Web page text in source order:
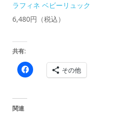
ラフィネ ベビーリュック
6,480円（税込）
共有:
Facebook
で その他
関連